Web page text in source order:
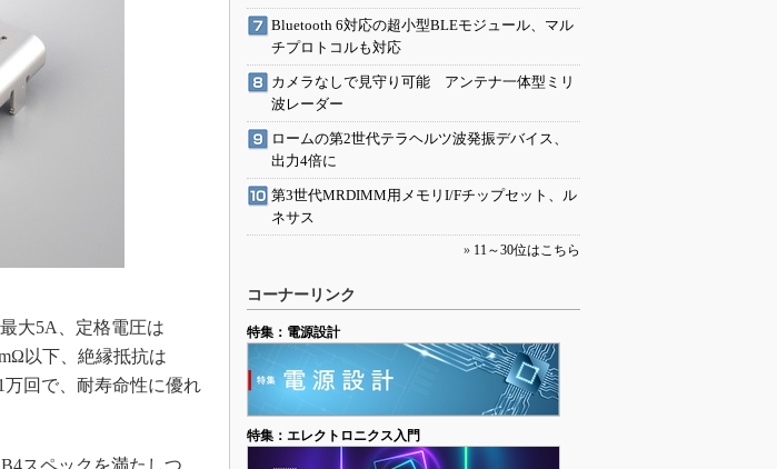
大5A、定格電圧は
以下、絶縁抵抗は
回で、耐寿命性に優れ
スペックを満たしつ
Bluetooth 6対応の超小型BLEモジュール、マル
チプロトコルも対応
カメラなしで見守り可能 アンテナ一体型ミリ
波レーダー
ロームの第2世代テラヘルツ波発振デバイス、
出力4倍に
第3世代MRDIMM用メモリI/Fチップセット、ル
ネサス
» 11～30位はこちら
コーナーリンク
特集：電源設計
特集：エレクトロニクス入門